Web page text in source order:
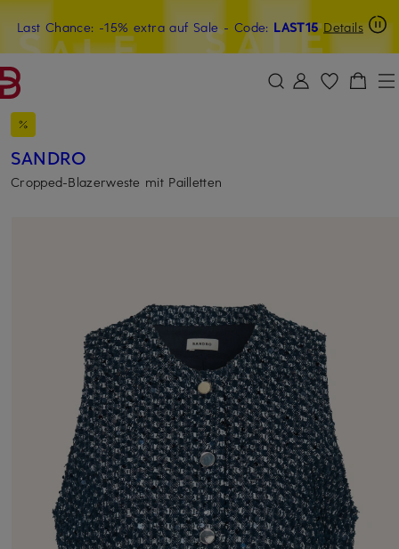
ZUM HAUPTINHALT ÜBERSPRINGEN ZUM SUCHFELD ÜBERSPRINGEN
Last Chance: -15% extra auf Sale- Code: LAST15 Details
15€-Willkommensgutschein mit Beyond sichern
SANDRO
Cropped-Blazerweste mit Pailletten